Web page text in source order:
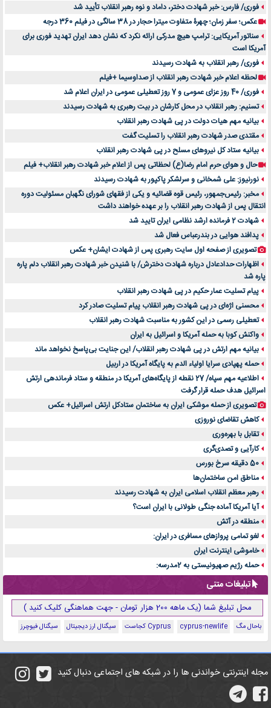
فوری/ فارس: خبر شهادت دختر، داماد و نوه رهبر انقلاب تأیید شد
عکس؛ سفر زمان؛ چهرۀ متفاوت میترا حجار در 38 سالگی در فیلم 360 درجه
سناتور آمریکایی: ترامپ هیچ مدرکی ارائه نکرد که نشان دهد ایران تهدید فوری برای
آمریکا است
فوری/ رهبر انقلاب به شهادت رسیدند
لحظه اعلام خبر شهادت رهبر انقلاب از صداوسیما +فیلم
فوری/ 40 روز عزای عمومی و 7 روز تعطیلی عمومی در ایران اعلام شد
تسنیم: رهبر انقلاب در محل کارشان در بیت رهبری به شهادت رسیدند
بیانیه مهم هیات دولت در پی شهادت رهبر انقلاب
مقتدی صدر شهادت رهبر انقلاب را تسلیت گفت
بیانیه ستاد کل نیروهای مسلح در پی شهادت رهبر انقلاب
حال و هوای حرم امام رضا(ع) لحظاتی پس از اعلام خبر شهادت رهبر انقلاب+ فیلم
نورنیوز: علی شمخانی و سرلشکر پاکپور به شهادت رسیدند
مخبر: رئیس‌جمهور، رئیس قوه ‌قضائیه و یکی از فقهای شورای نگهبان مسئولیت دوره
انتقال پس ‌از شهادت رهبر انقلاب را بر عهده خواهند داشت
شهادت 2 فرمانده ارشد نظامی ایران تایید شد
پدافند هوایی در بندرعباس فعال شد
تصویری از صفحه اول سایت رهبری پس از شهادت ایشان+ عکس
اظهارات حدادعادل درباره شهادت دخترش/ با شنیدن خبر شهادت رهبر انقلاب دلم پاره
پاره شد
پیام تسلیت عمار حکیم در پی شهادت رهبر انقلاب
محسنی اژه‌ای در پی شهادت رهبر انقلاب پیام تسلیت صادر کرد
تعطیلی رسمی در این کشور به مناسبت شهادت رهبر انقلاب
واکنش کوبا به حمله آمریکا و اسرائیل به ایران
بیانیه مهم ارتش در پی شهادت رهبر انقلاب/ این جنایت بی‌پاسخ نخواهد ماند
حمله پهپادی سرایا اولیاء الدم به پایگاه آمریکا در اربیل
اطلاعیه مهم سپاه/ 27 نقطه از پایگاه‌های آمریکا در منطقه و ستاد فرماندهی ارتش
اسرائیل هدف حمله قرار گرفت
تصویری از حمله موشکی ایران به ساختمان ستادکل ارتش اسرائیل+ عکس
کاهش تقاضای نوروزی
تقابل با بهره‌وری
کارآیی و تصدی‌گری
50 دقیقه سرخ بورس
مناطق امن ساختمان‌ها
رهبر معظم انقلاب اسلامی ایران به شهادت رسیدند
آیا آمریکا آماده جنگی طولانی با ایران است؟
منطقه در آتش
لغو تمامی پروازهای مسافری در ایران:
خاموشی اینترنت ایران
حمله رژیم صهیونیستی به 2مدرسه:
تبلیغات متنی
محل تبلیغ شما (یک ماهه 200 هزار تومان - جهت هماهنگی کلیک کنید )
باحال مگ cyprus-newlife Cyprus کجاست سیگنال ارز دیجیتال سیگنال فیوچرز
مجله اینترنتی خواندنی ها را در شبکه های اجتماعی دنبال کنید